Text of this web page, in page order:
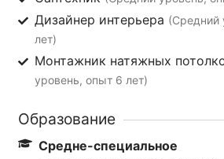
Дизайнер интерьера (Средний
лет)
Монтажник натяжных
уровень, опыт 6 лет)
Образование
Средне-специальное